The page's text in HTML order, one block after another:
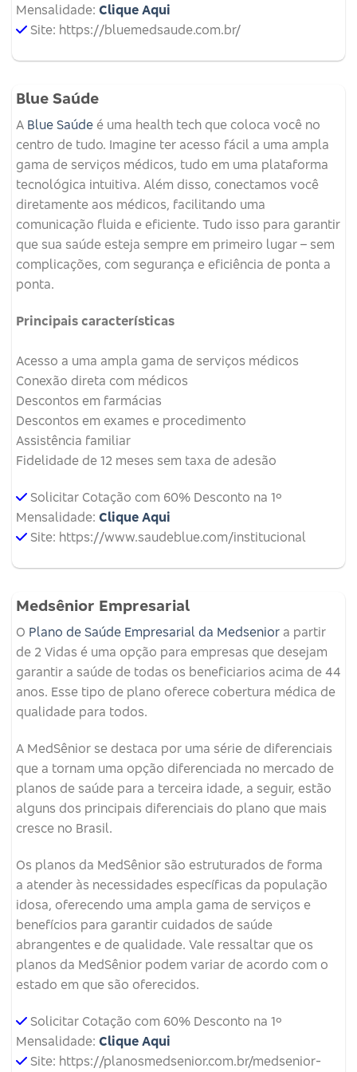
Mensalidade: Clique Aqui
Site: https://bluemedsaude.com.br/
Blue Saúde
A Blue Saúde é uma health tech que coloca você no
centro de tudo. Imagine ter acesso fácil a uma ampla
gama de serviços médicos, tudo em uma plataforma
tecnológica intuitiva. Além disso, conectamos você
diretamente aos médicos, facilitando uma
comunicação fluida e eficiente. Tudo isso para garantir
que sua saúde esteja sempre em primeiro lugar – sem
complicações, com segurança e eficiência de ponta a
ponta.
Principais características
Acesso a uma ampla gama de serviços médicos
Conexão direta com médicos
Descontos em farmácias
Descontos em exames e procedimento
Assistência familiar
Fidelidade de 12 meses sem taxa de adesão
Solicitar Cotação com 60% Desconto na 1º
Mensalidade: Clique Aqui
Site: https://www.saudeblue.com/institucional
Medsênior Empresarial
O Plano de Saúde Empresarial da Medsenior a partir
de 2 Vidas é uma opção para empresas que desejam
garantir a saúde de todas os beneficiarios acima de 44
anos. Esse tipo de plano oferece cobertura médica de
qualidade para todos.
A MedSênior se destaca por uma série de diferenciais
que a tornam uma opção diferenciada no mercado de
planos de saúde para a terceira idade, a seguir, estão
alguns dos principais diferenciais do plano que mais
cresce no Brasil.
Os planos da MedSênior são estruturados de forma
a atender às necessidades específicas da população
idosa, oferecendo uma ampla gama de serviços e
benefícios para garantir cuidados de saúde
abrangentes e de qualidade. Vale ressaltar que os
planos da MedSênior podem variar de acordo com o
estado em que são oferecidos.
Solicitar Cotação com 60% Desconto na 1º
Mensalidade: Clique Aqui
Site: https://planosmedsenior.com.br/medsenior-